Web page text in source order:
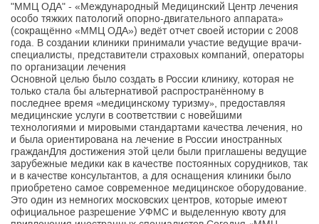
"ММЦ ОДА" - «Международный Медицинский Центр лечения
особо тяжких патологий опорно-двигательного аппарата»
(сокращённо «ММЦ ОДА») ведёт отчет своей истории с 2008
года. В создании клиники принимали участие ведущие врачи-
специалисты, представители страховых компаний, операторы
по организации лечения
Основной целью было создать в России клинику, которая не
только стала бы альтернативой распространённому в
последнее время «медицинскому туризму», предоставляя
медицинские услуги в соответствии с новейшими
технологиями и мировыми стандартами качества лечения, но
и была ориентирована на лечение в России иностранных
гражданДля достижения этой цели были приглашены ведущие
зарубежные медики как в качестве постоянных сорудников, так
и в качестве консультантов, а для оснащения клиники было
приобретено самое современное медицинское оборудование.
Это один из немногих московских центров, которые имеют
официальное разрешение УФМС и выделенную квоту для